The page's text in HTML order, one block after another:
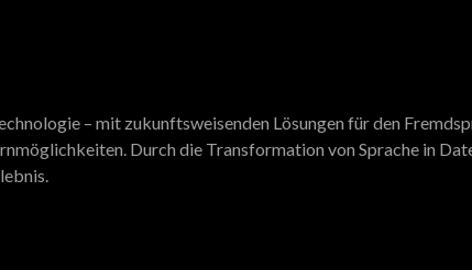
– mit zukunftsweisenden Lösungen für den
Durch die Transformation von Sprache in